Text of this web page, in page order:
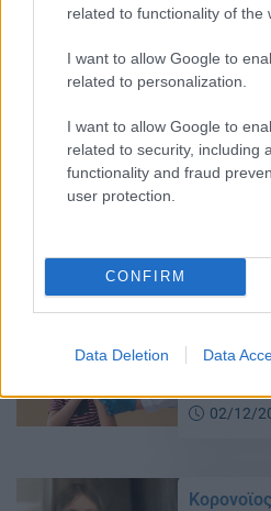
related to functionality of the
I want to allow Google to
related to personalization.
I want to allow Google to
related to security, including
functionality and fraud
user protection.
CONFIRM
Data Deletion Data
επιτροπή
03/12/
Κλείσιμο
απαντά
την
02/12/